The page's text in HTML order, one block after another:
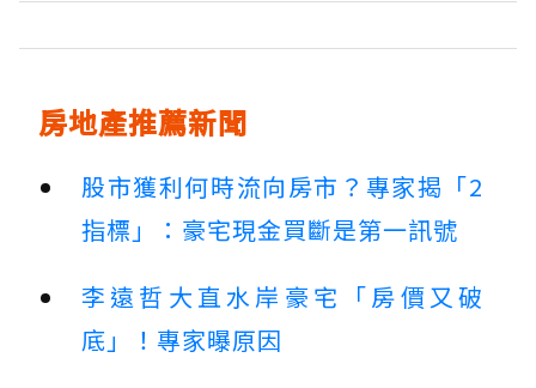
房地產推薦新聞
股市獲利何時流向房市？專家揭「2
指標」：豪宅現金買斷是第一訊號
李遠哲大直水岸豪宅「房價又破
底」！專家曝原因